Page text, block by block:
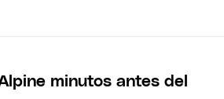
minutos antes del